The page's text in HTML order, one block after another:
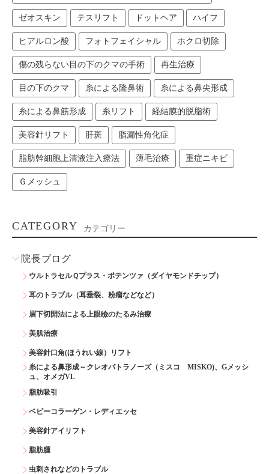
ゼオスキン テスリフト ドットヘア ハイフ
ヒアルロン酸 フォトフェイシャル ホクロ切除
傷の残らない目の下のクマの手術 再生治療
目の下のクマ 糸による隆鼻術 糸による鼻尖形成
糸による鼻筋形成 糸リフト 経結膜的脱脂術
美容針リフト 肝斑 脂漏性角化症
脂肪幹細胞上清液注入療法 薄毛治療 重症ニキビ
Ｇメッシュ
CATEGORY カテゴリー
院長ブログ
ウルトラセルＱプラス・ポテンツァ（ダイヤモンドチップ）
耳のトラブル（耳垂裂、粉瘤などなど）
眉下切開法による上眼瞼のたるみ治療
美肌治療
美容針口角(ほうれい線）リフト
糸による鼻形成～クレオパトラノーズ（ミスコ MISKO)、Gメッシ
ュ、オメガVL
脂肪吸引
ベビーコラーゲン・レディエッセ
美容針アイリフト
脂肪腫
虫刺されなどのトラブル